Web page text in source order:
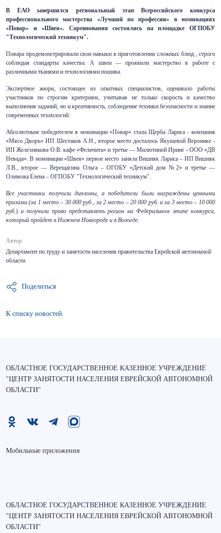
В ЕАО завершился региональный этап Всероссийского конкурса
профессионального мастерства «Лучший по профессии» в номинациях
«Повар» и «Швея». Соревнования состоялись на площадке ОГПОБУ
"Технологический техникум".
Повара продемонстрировали свои навыки в приготовлении сложных блюд , строго
соблюдая стандарты качества. А швеи — проявили мастерство в работе с
различными тканями и технологиями пошива.
Экспертное жюри, состоящее из опытных специалистов, оценивало работы
участников по строгим критериям, учитывая не только скорость и качество
выполнения заданий, но и креативность, соблюдение техники безопасности и знание
современных технологий.
Абсолютным победителем в номинации «Повар» стала Щерба Лариса - компания
«Мясо Дворъ» ИП Шестаков А.Н., второе место досталось Якушевой Веронике -
ИП Железнякова О.В. кафе «Феличита» и третье — Милютиной Ирине - ООО «ДВ
Невада». В номинации «Швея» первое место заняла Вишняк Лариса – ИП Вишняк
Л.В., второе — Верещагина Ольга – ОГОБУ «Детский дом №2» и третье —
Олимова Елена – ОГПОБУ "Технологический техникум".
Все участники получили дипломы, а победители были награждены ценными
призами (за 1 место – 30 000 руб., за 2 место – 20 000 руб. и за 3 место – 10 000
руб.) и получили право представлять регион на Федеральном этапе конкурса,
который пройдет в Нижнем Новгороде и в Вологде.
Автор
Департамент по труду и занятости населения правительства Еврейской автономной
области
Поделиться
К списку новостей
ОБЛАСТНОЕ ГОСУДАРСТВЕННОЕ КАЗЕННОЕ УЧРЕЖДЕНИЕ
"ЦЕНТР ЗАНЯТОСТИ НАСЕЛЕНИЯ ЕВРЕЙСКОЙ АВТОНОМНОЙ
ОБЛАСТИ"
Мобильные приложения
ОБЛАСТНОЕ ГОСУДАРСТВЕННОЕ КАЗЕННОЕ УЧРЕЖДЕНИЕ
"ЦЕНТР ЗАНЯТОСТИ НАСЕЛЕНИЯ ЕВРЕЙСКОЙ АВТОНОМНОЙ
ОБЛАСТИ"